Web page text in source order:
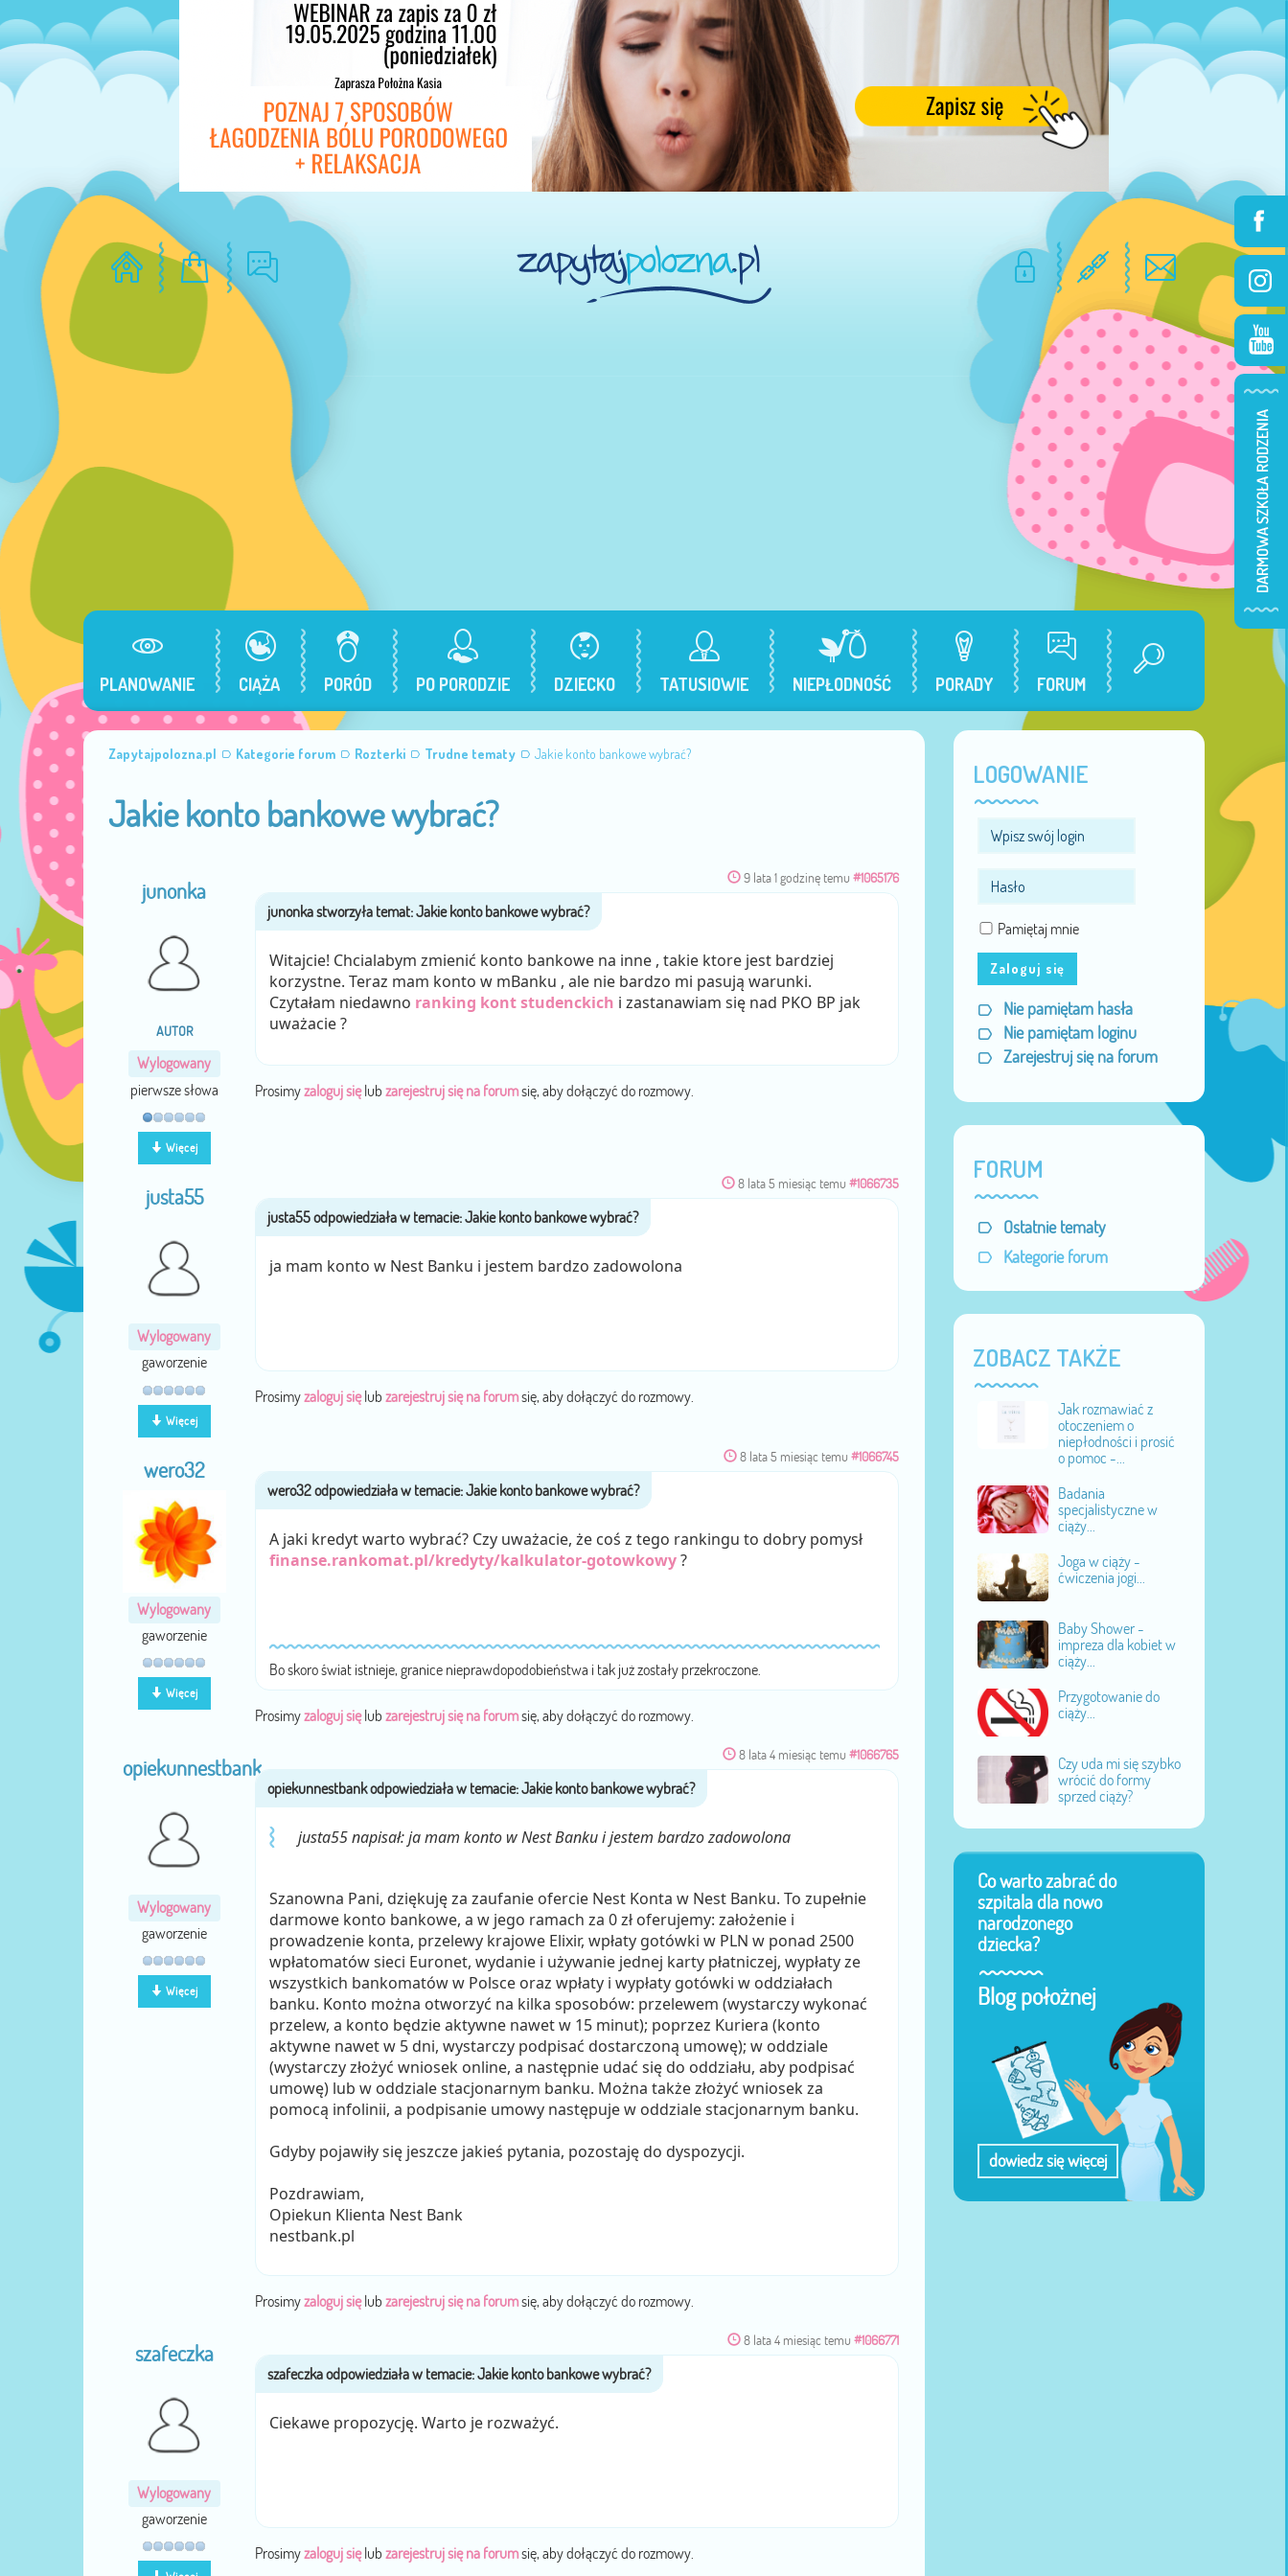
PLANOWANIE CIĄŻA PORÓD PO PORODZIE DZIECKO TATUSIOWIE NIEPŁODNOŚĆ PORADY FORUM
Zapytajpolozna.pl Kategorie forum Rozterki Trudne tematy Jakie konto bankowe wybrać?
Jakie konto bankowe wybrać?
junonka
AUTOR
Wylogowany
pierwsze słowa
Więcej
9 lata 1 godzinę temu #1065176
Witajcie! Chcialabym zmienić konto bankowe na inne , takie ktore jest bardziej
korzystne. Teraz mam konto w mBanku , ale nie bardzo mi pasują warunki.
Czytałam niedawno ranking kont studenckich i zastanawiam się nad PKO BP jak
uważacie ?
Prosimyzaloguj sięlub zarejestruj się na forumsię, aby dołączyć do rozmowy.
justa55
Wylogowany
gaworzenie
Więcej
8 lata 5 miesiąc temu #1066735
ja mam konto w Nest Banku i jestem bardzo zadowolona
Prosimyzaloguj sięlub zarejestruj się na forumsię, aby dołączyć do rozmowy.
wero32
Wylogowany
gaworzenie
Więcej
8 lata 5 miesiąc temu #1066745
A jaki kredyt warto wybrać? Czy uważacie, że coś z tego rankingu to dobry pomysł
finanse.rankomat.pl/kredyty/kalkulator-gotowkowy?
Bo skoro świat istnieje, granice nieprawdopodobieństwa i tak już zostały przekroczone.
Prosimyzaloguj sięlub zarejestruj się na forumsię, aby dołączyć do rozmowy.
opiekunnestbank
Wylogowany
gaworzenie
Więcej
8 lata 4 miesiąc temu #1066765
justa55 napisał: ja mam konto w Nest Banku i jestem bardzo zadowolona
Szanowna Pani, dziękuję za zaufanie ofercie Nest Konta w Nest Banku. To zupełnie
darmowe konto bankowe, a w jego ramach za 0 zł oferujemy: założenie i
prowadzenie konta, przelewy krajowe Elixir, wpłaty gotówki w PLN w ponad 2500
wpłatomatów sieci Euronet, wydanie i używanie jednej karty płatniczej, wypłaty ze
wszystkich bankomatów w Polsce oraz wpłaty i wypłaty gotówki w oddziałach
banku. Konto można otworzyć na kilka sposobów: przelewem (wystarczy wykonać
przelew, a konto będzie aktywne nawet w 15 minut); poprzez Kuriera (konto
aktywne nawet w 5 dni, wystarczy podpisać dostarczoną umowę); w oddziale
(wystarczy złożyć wniosek online, a następnie udać się do oddziału, aby podpisać
umowę) lub w oddziale stacjonarnym banku. Można także złożyć wniosek za
pomocą infolinii, a podpisanie umowy następuje w oddziale stacjonarnym banku.
Gdyby pojawiły się jeszcze jakieś pytania, pozostaję do dyspozycji.
Pozdrawiam,
Opiekun Klienta Nest Bank
nestbank.pl
Prosimyzaloguj sięlub zarejestruj się na forumsię, aby dołączyć do rozmowy.
szafeczka
Wylogowany
gaworzenie
8 lata 4 miesiąc temu #1066771
Ciekawe propozycję. Warto je rozważyć.
Prosimyzaloguj sięlub zarejestruj się na forumsię, aby dołączyć do rozmowy.
LOGOWANIE
Pamiętaj mnie
Zaloguj się
Nie pamiętam hasła
Nie pamiętam loginu
Zarejestruj się na forum
FORUM
Ostatnie tematy
Kategorie forum
ZOBACZ TAKŻE
Jak rozmawiać z
otoczeniem o
niepłodności i prosić
o pomoc -...
Badania
specjalistyczne w
ciąży...
Joga w ciąży -
ćwiczenia jogi...
Baby Shower -
impreza dla kobiet w
ciąży...
Przygotowanie do
ciąży...
Czy uda mi się szybko
wrócić do formy
sprzed ciąży?
Co warto zabrać do
szpitala dla nowo
narodzonego
dziecka?
Blog położnej
dowiedz się więcej